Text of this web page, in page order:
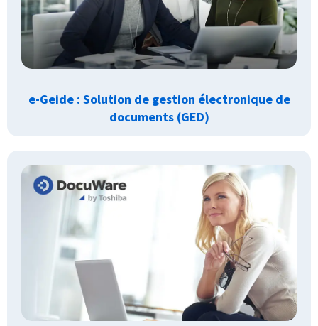
e-Geide : Solution de gestion électronique de
documents (GED)